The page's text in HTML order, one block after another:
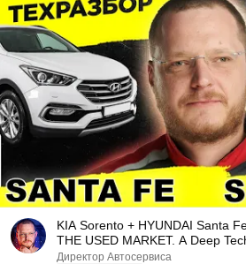
KIA Sorento + HYUNDAI Santa
THE USED MARKET. A Deep
Директор Автосервиса